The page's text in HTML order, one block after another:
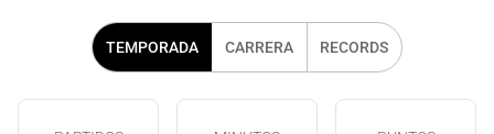
TEMPORADA CARRERA RECORDS